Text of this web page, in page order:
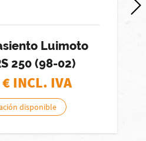
Luimoto
250 (98-02)
€ INCL. IVA
disponible